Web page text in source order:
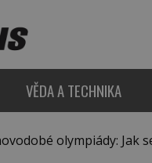
VĚDA A TECHNIKA
olympiády: Jak